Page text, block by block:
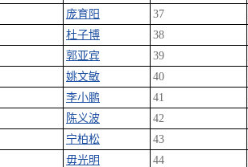
庞育阳 37
杜子博 38
郭亚宾 39
姚文敏 40
李小鹏 41
陈义波 42
宁柏松 43
毋光明 44